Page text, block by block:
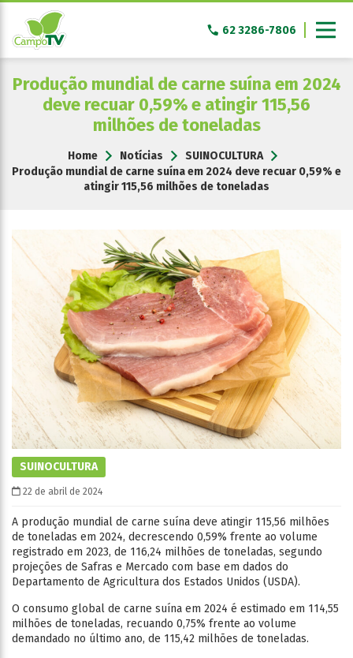
Pular
conteúdo
62 3286-7806
Produção mundial de carne suína em 2024
deve recuar 0,59% e atingir 115,56
milhões de toneladas
Home Notícias
SUINOCULTURA
Produção mundial de carne suína em 2024 deve recuar 0,59% e
atingir 115,56 milhões de toneladas
SUINOCULTURA
22 de abril de 2024
A produção mundial de carne suína deve atingir 115,56 milhões
de toneladas em 2024, decrescendo 0,59% frente ao volume
registrado em 2023, de 116,24 milhões de toneladas, segundo
projeções de Safras e Mercado com base em dados do
Departamento de Agricultura dos Estados Unidos (USDA).
O consumo global de carne suína em 2024 é estimado em 114,55
milhões de toneladas, recuando 0,75% frente ao volume
demandado no último ano, de 115,42 milhões de toneladas.